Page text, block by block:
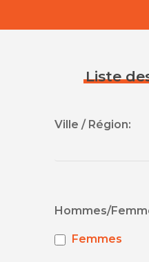
Liste
Ville / Région:
Hommes/
Femmes